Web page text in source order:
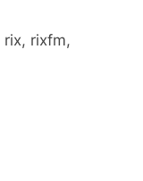
rix, rixfm,